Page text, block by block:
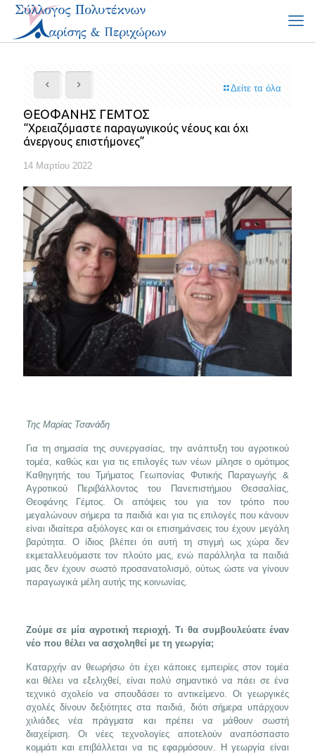
Δείτε τα όλα
ΘΕΟΦΑΝΗΣ ΓΕΜΤΟΣ
“Χρειαζόμαστε παραγωγικούς νέους και όχι
άνεργους επιστήμονες”
14 Μαρτίου 2022
Της Μαρίας Τσανάδη
Για τη σημασία της συνεργασίας, την ανάπτυξη του αγροτικού
τομέα, καθώς και για τις επιλογές των νέων μίλησε ο ομότιμος
Καθηγητής του Τμήματος Γεωπονίας Φυτικής Παραγωγής &
Αγροτικού Περιβάλλοντος του Πανεπιστήμιου Θεσσαλίας,
Θεοφάνης Γέμτος. Οι απόψεις του για τον τρόπο που
μεγαλώνουν σήμερα τα παιδιά και για τις επιλογές που κάνουν
είναι ιδιαίτερα αξιόλογες και οι επισημάνσεις του έχουν μεγάλη
βαρύτητα. Ο ίδιος βλέπει ότι αυτή τη στιγμή ως χώρα δεν
εκμεταλλευόμαστε τον πλούτο μας, ενώ παράλληλα τα παιδιά
μας δεν έχουν σωστό προσανατολισμό, ούτως ώστε να γίνουν
παραγωγικά μέλη αυτής της κοινωνίας.
Ζούμε σε μία αγροτική περιοχή. Τι θα συμβουλεύατε έναν
νέο που θέλει να ασχοληθεί με τη γεωργία;
Καταρχήν αν θεωρήσω ότι έχει κάποιες εμπειρίες στον τομέα
και θέλει να εξελιχθεί, είναι πολύ σημαντικό να πάει σε ένα
τεχνικό σχολείο να σπουδάσει το αντικείμενο. Οι γεωργικές
σχολές δίνουν δεξιότητες στα παιδιά, διότι σήμερα υπάρχουν
χιλιάδες νέα πράγματα και πρέπει να μάθουν σωστή
διαχείριση. Οι νέες τεχνολογίες αποτελούν αναπόσπαστο
κομμάτι και επιβάλλεται να τις εφαρμόσουν. Η γεωργία είναι